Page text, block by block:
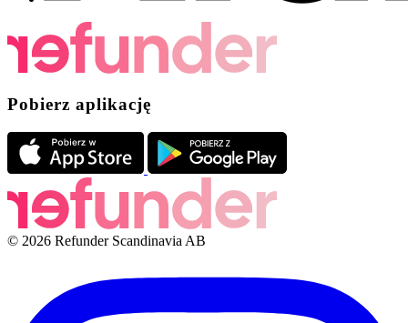
Pobierz aplikację
© 2026 Refunder Scandinavia AB